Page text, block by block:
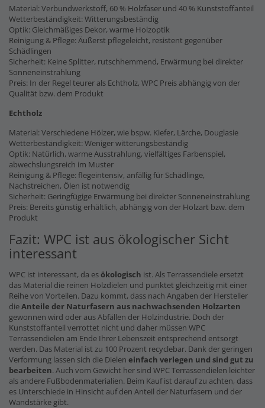
Material: Verbundwerkstoff, 60 % Holzfaser und 40 % Kunststoffanteil
Wetterbeständigkeit: Witterungsbeständig
Optik: Gleichmäßiges Dekor, warme Holzoptik
Reinigung & Pflege: Äußerst pflegeleicht, resistent gegenüber
Schädlingen
Sicherheit: Keine Splitter, rutschhemmend, Erwärmung bei direkter
Sonneneinstrahlung
Preis: In der Regel teurer als Echtholz, WPC Preis abhängig von der
Qualität bzw. dem Produkt
Echtholz
Material: Verschiedene Hölzer, wie bspw. Kiefer, Lärche, Douglasie
Wetterbeständigkeit: Weniger witterungsbeständig
Optik: Natürlich, warme Ausstrahlung, vielfältiges Farbenspiel,
abwechslungsreich im Muster
Reinigung & Pflege: flegeintensiv, anfällig für Schädlinge,
Nachstreichen, Ölen ist notwendig
Sicherheit: Geringfügige Erwärmung bei direkter Sonneneinstrahlung
Preis: Bereits günstig erhältlich, abhängig von der Holzart bzw. dem
Produkt
Fazit: WPC ist aus ökologischer Sicht
interessant
WPC ist interessant, da esökologisch ist. Als Terrassendiele ersetzt
das Material die reinen Holzdielen und punktet gleichzeitig mit einer
Reihe von Vorteilen. Dazu kommt, dass nach Angaben der Hersteller
dieAnteile der Naturfasern aus nachwachsenden Holzarten
gewonnen wird oder aus Abfällen der Holzindustrie. Doch der
Kunststoffanteil verrottet nicht und daher müssen WPC
Terrassendielen am Ende Ihrer Lebenszeit entsprechend entsorgt
werden. Das Material ist zu 100 Prozent recyclebar. Dank der geringen
Verformung lassen sich die Dielen einfach verlegen und sind gut zu
bearbeiten. Auch vom Gewicht her sind WPC Terrassendielen leichter
als andere Fußbodenmaterialien. Beim Kauf ist darauf zu achten, dass
es Unterschiede in Hinsicht auf den Anteil der Naturfasern und der
Wandstärke gibt.